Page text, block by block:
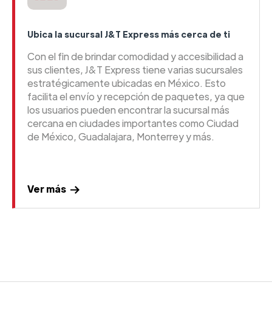
Ubica la sucursal J&T Express más cerca de ti
Con el fin de brindar comodidad y accesibilidad a
sus clientes, J&T Express tiene varias sucursales
estratégicamente ubicadas en México. Esto
facilita el envío y recepción de paquetes, ya que
los usuarios pueden encontrar la sucursal más
cercana en ciudades importantes como Ciudad
de México, Guadalajara, Monterrey y más.
Ver más